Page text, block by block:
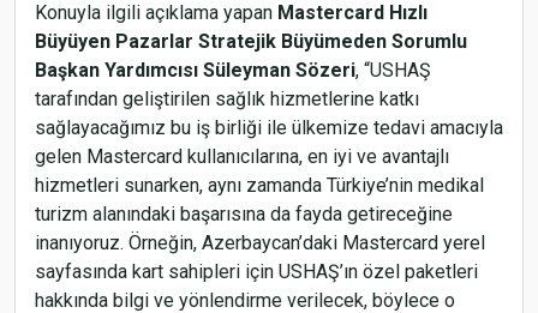
Konuyla ilgili açıklama yapan Mastercard Hızlı
Büyüyen Pazarlar Stratejik Büyümeden Sorumlu
Başkan Yardımcısı Süleyman Sözeri, “USHAŞ
tarafından geliştirilen sağlık hizmetlerine katkı
sağlayacağımız bu iş birliği ile ülkemize tedavi amacıyla
gelen Mastercard kullanıcılarına, en iyi ve avantajlı
hizmetleri sunarken, aynı zamanda Türkiye’nin medikal
turizm alanındaki başarısına da fayda getireceğine
inanıyoruz. Örneğin, Azerbaycan’daki Mastercard yerel
sayfasında kart sahipleri için USHAŞ’ın özel paketleri
hakkında bilgi ve yönlendirme verilecek, böylece o